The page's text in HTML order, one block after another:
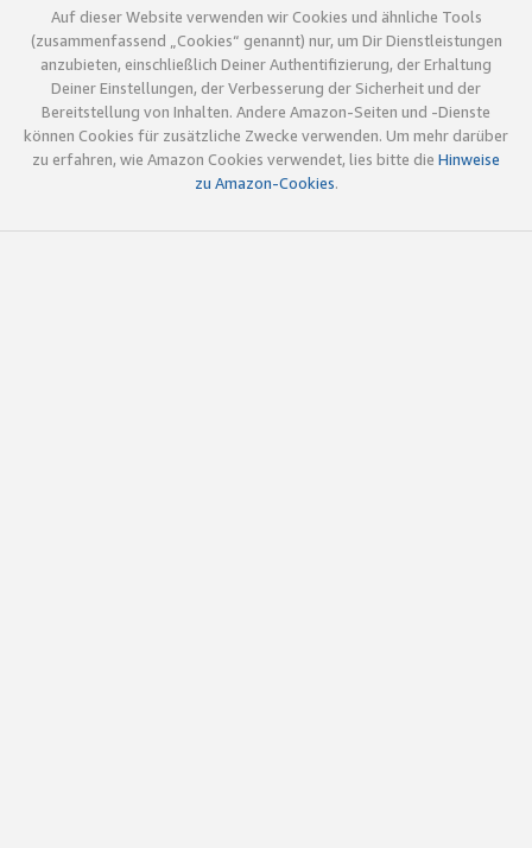
Auf dieser Website verwenden wir Cookies und ähnliche Tools
(zusammenfassend „Cookies“ genannt) nur, um Dir Dienstleistungen
anzubieten, einschließlich Deiner Authentifizierung, der Erhaltung
Deiner Einstellungen, der Verbesserung der Sicherheit und der
Bereitstellung von Inhalten. Andere Amazon-Seiten und -Dienste
können Cookies für zusätzliche Zwecke verwenden. Um mehr darüber
zu erfahren, wie Amazon Cookies verwendet, lies bitte die Hinweise
zu Amazon-Cookies.